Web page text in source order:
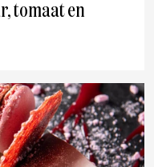
tomaat en